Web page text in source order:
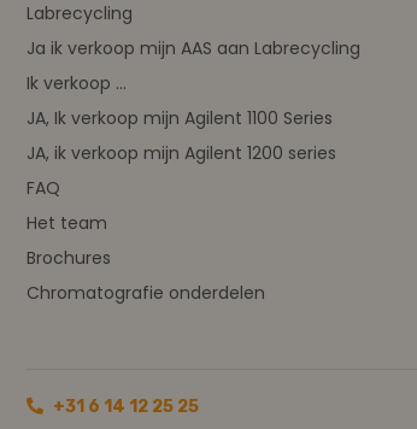
Labrecycling
Ja ik verkoop mijn AAS aan Labrecycling
Ik verkoop ...
JA, Ik verkoop mijn Agilent 1100 Series
JA, ik verkoop mijn Agilent 1200 series
FAQ
Het team
Brochures
Chromatografie onderdelen
+31 6 14 12 25 25